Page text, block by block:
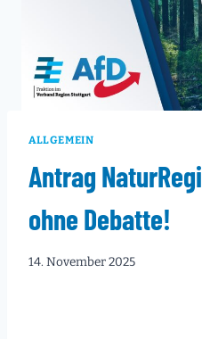
ALLGEMEIN
Antrag
ohne Debatte!
14. November 2025